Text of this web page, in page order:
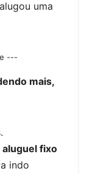
uma
---
mais,
aluguel fixo
indo